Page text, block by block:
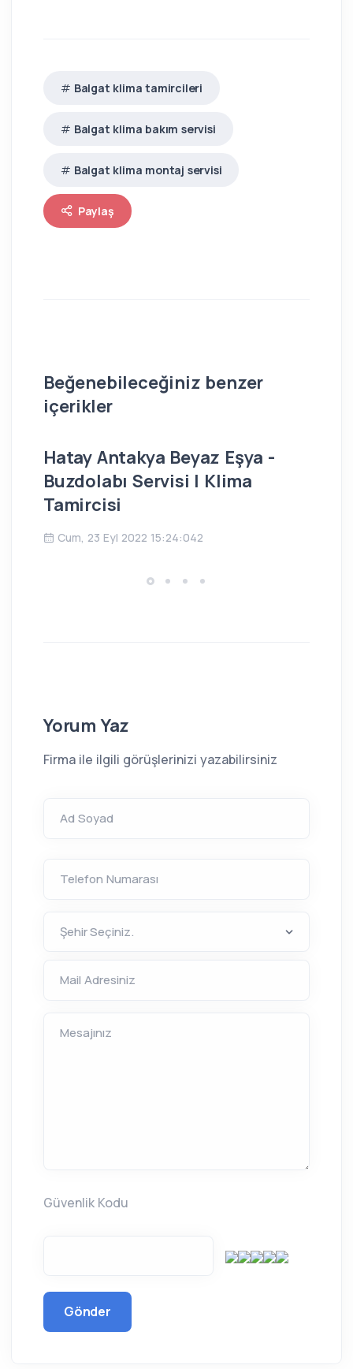
Balgat klima tamircileri
Balgat klima bakım servisi
Balgat klima montaj servisi
Paylaş
Beğenebileceğiniz benzer
içerikler
Hatay Antakya Beyaz Eşya -
Buzdolabı Servisi | Klima
Tamircisi
Cum, 23 Eyl 2022 15:24:042
Yorum Yaz
Firma ile ilgili görüşlerinizi yazabilirsiniz
Ad Soyad
Telefon Numarası
Mail Adresiniz
Mesajınız
Güvenlik Kodu
Gönder